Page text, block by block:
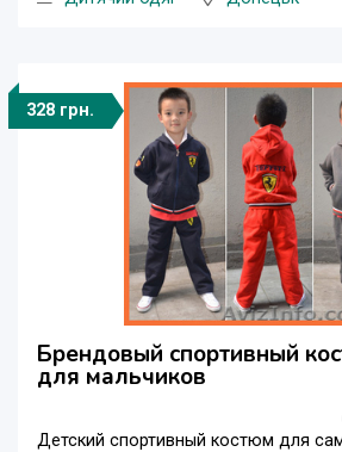
328 грн.
Брендовый спортивный
для мальчиков
Детский спортивный костюм для